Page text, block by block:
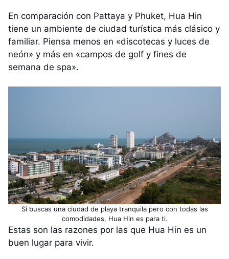
En comparación con Pattaya y Phuket, Hua Hin
tiene un ambiente de ciudad turística más clásico y
familiar. Piensa menos en «discotecas y luces de
neón» y más en «campos de golf y fines de
semana de spa».
Si buscas una ciudad de playa tranquila pero con todas las
comodidades, Hua Hin es para ti.
Estas son las razones por las que Hua Hin es un
buen lugar para vivir.